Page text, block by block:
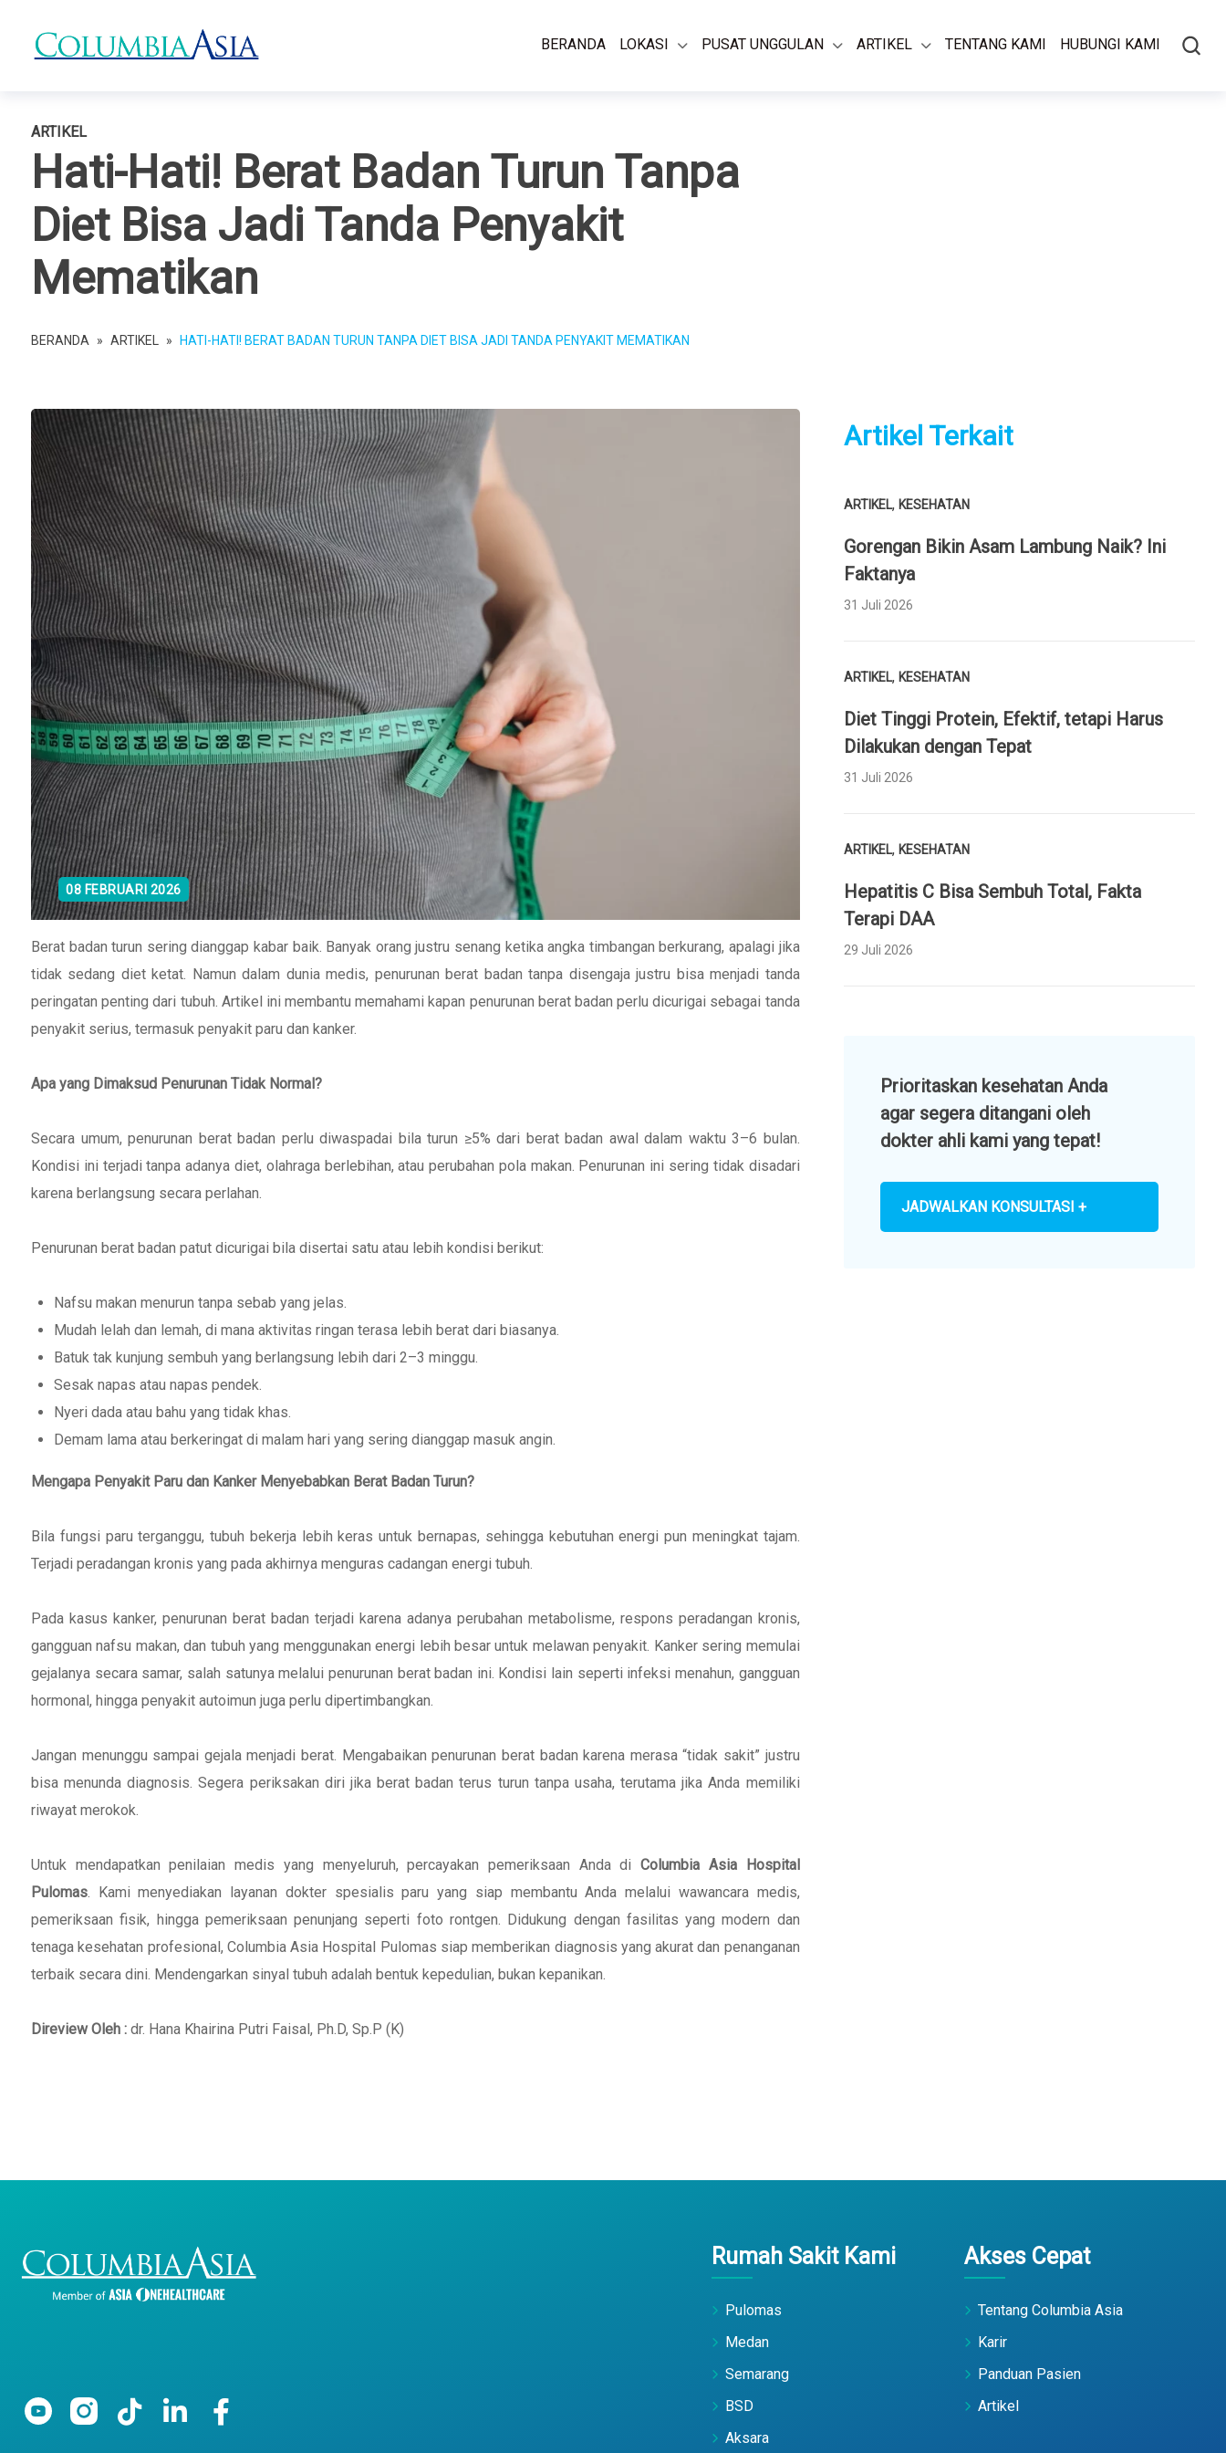
BERANDA LOKASI PUSAT UNGGULAN ARTIKEL TENTANG KAMI HUBUNGI KAMI
ARTIKEL
Hati-Hati! Berat Badan Turun Tanpa
Diet Bisa Jadi Tanda Penyakit
Mematikan
BERANDA » ARTIKEL » HATI-HATI! BERAT BADAN TURUN TANPA DIET BISA JADI TANDA PENYAKIT MEMATIKAN
08 FEBRUARI 2026
Berat badan turun sering dianggap kabar baik. Banyak orang justru senang ketika angka timbangan berkurang, apalagi jika
tidak sedang diet ketat. Namun dalam dunia medis, penurunan berat badan tanpa disengaja justru bisa menjadi tanda
peringatan penting dari tubuh. Artikel ini membantu memahami kapan penurunan berat badan perlu dicurigai sebagai tanda
penyakit serius, termasuk penyakit paru dan kanker.
Apa yang Dimaksud Penurunan Tidak Normal?
Secara umum, penurunan berat badan perlu diwaspadai bila turun ≥5% dari berat badan awal dalam waktu 3–6 bulan.
Kondisi ini terjadi tanpa adanya diet, olahraga berlebihan, atau perubahan pola makan. Penurunan ini sering tidak disadari
karena berlangsung secara perlahan.
Penurunan berat badan patut dicurigai bila disertai satu atau lebih kondisi berikut:
Nafsu makan menurun tanpa sebab yang jelas.
Mudah lelah dan lemah, di mana aktivitas ringan terasa lebih berat dari biasanya.
Batuk tak kunjung sembuh yang berlangsung lebih dari 2–3 minggu.
Sesak napas atau napas pendek.
Nyeri dada atau bahu yang tidak khas.
Demam lama atau berkeringat di malam hari yang sering dianggap masuk angin.
Mengapa Penyakit Paru dan Kanker Menyebabkan Berat Badan Turun?
Bila fungsi paru terganggu, tubuh bekerja lebih keras untuk bernapas, sehingga kebutuhan energi pun meningkat tajam.
Terjadi peradangan kronis yang pada akhirnya menguras cadangan energi tubuh.
Pada kasus kanker, penurunan berat badan terjadi karena adanya perubahan metabolisme, respons peradangan kronis,
gangguan nafsu makan, dan tubuh yang menggunakan energi lebih besar untuk melawan penyakit. Kanker sering memulai
gejalanya secara samar, salah satunya melalui penurunan berat badan ini. Kondisi lain seperti infeksi menahun, gangguan
hormonal, hingga penyakit autoimun juga perlu dipertimbangkan.
Jangan menunggu sampai gejala menjadi berat. Mengabaikan penurunan berat badan karena merasa “tidak sakit” justru
bisa menunda diagnosis. Segera periksakan diri jika berat badan terus turun tanpa usaha, terutama jika Anda memiliki
riwayat merokok.
Untuk mendapatkan penilaian medis yang menyeluruh, percayakan pemeriksaan Anda diColumbia Asia Hospital
Pulomas. Kami menyediakan layanan dokter spesialis paru yang siap membantu Anda melalui wawancara medis,
pemeriksaan fisik, hingga pemeriksaan penunjang seperti foto rontgen. Didukung dengan fasilitas yang modern dan
tenaga kesehatan profesional, Columbia Asia Hospital Pulomas siap memberikan diagnosis yang akurat dan penanganan
terbaik secara dini. Mendengarkan sinyal tubuh adalah bentuk kepedulian, bukan kepanikan.
Direview Oleh : dr. Hana Khairina Putri Faisal, Ph.D, Sp.P (K)
Artikel Terkait
ARTIKEL, KESEHATAN
Gorengan Bikin Asam Lambung Naik? Ini
Faktanya
31 Juli 2026
ARTIKEL, KESEHATAN
Diet Tinggi Protein, Efektif, tetapi Harus
Dilakukan dengan Tepat
31 Juli 2026
ARTIKEL, KESEHATAN
Hepatitis C Bisa Sembuh Total, Fakta
Terapi DAA
29 Juli 2026
Prioritaskan kesehatan Anda
agar segera ditangani oleh
dokter ahli kami yang tepat!
JADWALKAN KONSULTASI +
Rumah Sakit Kami
Pulomas
Medan
Semarang
BSD
Aksara
Akses Cepat
Tentang Columbia Asia
Karir
Panduan Pasien
Artikel